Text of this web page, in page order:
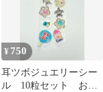
¥ 750
耳ツボジュエリーシー
ル 10粒セット おま